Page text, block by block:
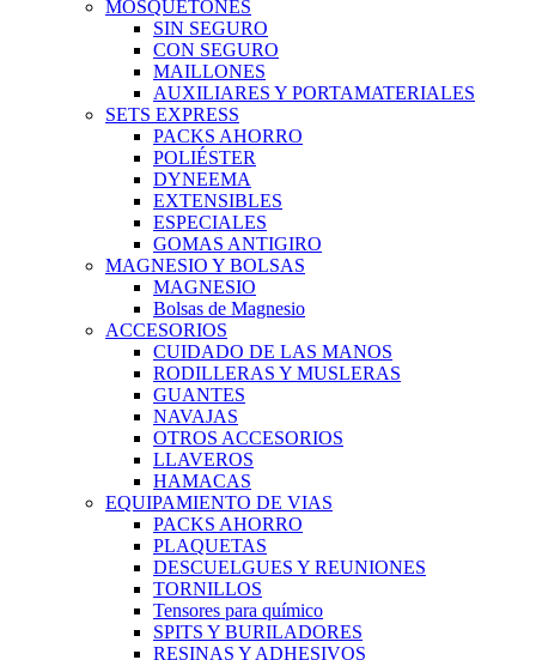
MOSQUETONES
SIN SEGURO
CON SEGURO
MAILLONES
AUXILIARES Y PORTAMATERIALES
SETS EXPRESS
PACKS AHORRO
POLIÉSTER
DYNEEMA
EXTENSIBLES
ESPECIALES
GOMAS ANTIGIRO
MAGNESIO Y BOLSAS
MAGNESIO
Bolsas de Magnesio
ACCESORIOS
CUIDADO DE LAS MANOS
RODILLERAS Y MUSLERAS
GUANTES
NAVAJAS
OTROS ACCESORIOS
LLAVEROS
HAMACAS
EQUIPAMIENTO DE VIAS
PACKS AHORRO
PLAQUETAS
DESCUELGUES Y REUNIONES
TORNILLOS
Tensores para químico
SPITS Y BURILADORES
RESINAS Y ADHESIVOS